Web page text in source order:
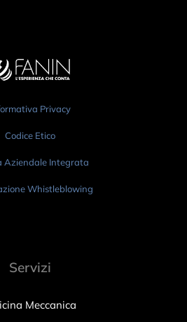
Privacy
Codice Etico
Aziendale Integrata
Whistleblowing
Servizi
Meccanica